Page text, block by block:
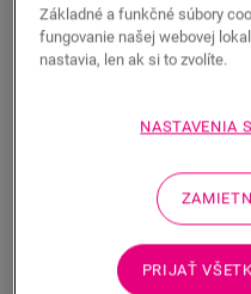
PRÍSLUŠENSTVO K VINYLOVÝM
MONTÁŽNE NÁRADIE NA
Pre vašu vinylovú
Presné a konštantné
Vyvinuté pre vašu
Jednoduchá montáž
Základné a funkčné súbory
fungovanie našej webovej
nastavia, len ak si to zvolíte.
NASTAVENIA
PRIJAŤ